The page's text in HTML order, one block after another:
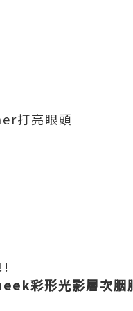
打亮眼頭
彩形光影層次胭